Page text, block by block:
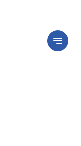
notes